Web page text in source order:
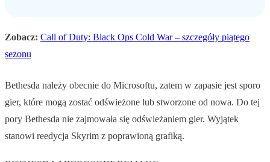
Zobacz: Call of Duty: Black Ops Cold War – szczegóły piątego
sezonu
Bethesda należy obecnie do Microsoftu, zatem w zapasie jest sporo
gier, które mogą zostać odświeżone lub stworzone od nowa. Do tej
pory Bethesda nie zajmowała się odświeżaniem gier. Wyjątek
stanowi reedycja Skyrim z poprawioną grafiką.